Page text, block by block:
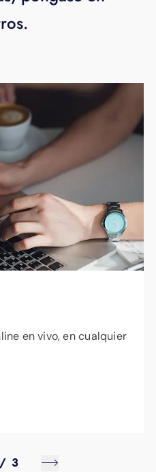
en vivo, en cualquier
/ 3